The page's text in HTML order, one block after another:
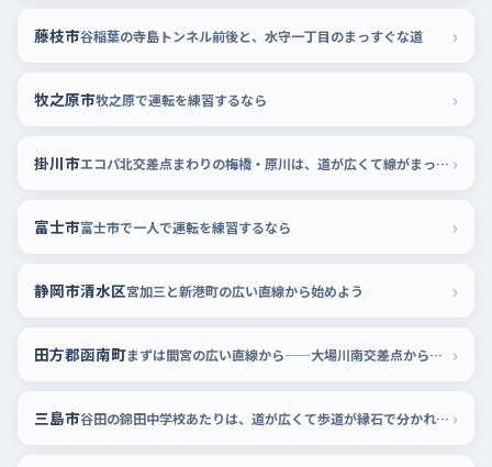
藤枝市谷稲葉の寺島トンネル前後と、水守一丁目のまっすぐな道 ›
牧之原市牧之原で運転を練習するなら ›
掛川市 エコパ北交差点まわりの梅橋・原川は、道が広くて線がまっすぐ ›
富士市富士市で一人で運転を練習するなら ›
静岡市清水区宮加三と新港町の広い直線から始めよう ›
田方郡函南町 まずは間宮の広い直線から——大場川南交差点から熱函西交差点あたり ›
三島市 谷田の錦田中学校あたりは、道が広くて歩道が縁石で分かれているから落ち着ける ›